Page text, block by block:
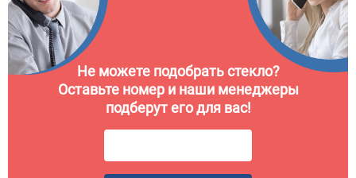
Не можете подобрать стекло?
Оставьте номер и наши менеджеры
подберут его для вас!